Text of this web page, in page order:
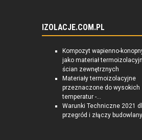
IZOLACJE.COM.PL
Kompozyt wapienno-
jako materiał
ścian zewnętrznych
Materiały termoizolacyjne
przeznaczone do wysokich
temperatur -...
Warunki Techniczne 2021
przegród i złączy